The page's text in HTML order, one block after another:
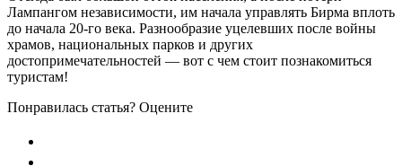
Лампангом независимости, им начала управлять Бирма вплоть
до начала 20-го века. Разнообразие уцелевших после войны
храмов, национальных парков и других
достопримечательностей — вот с чем стоит познакомиться
туристам!
Понравилась статья? Оцените